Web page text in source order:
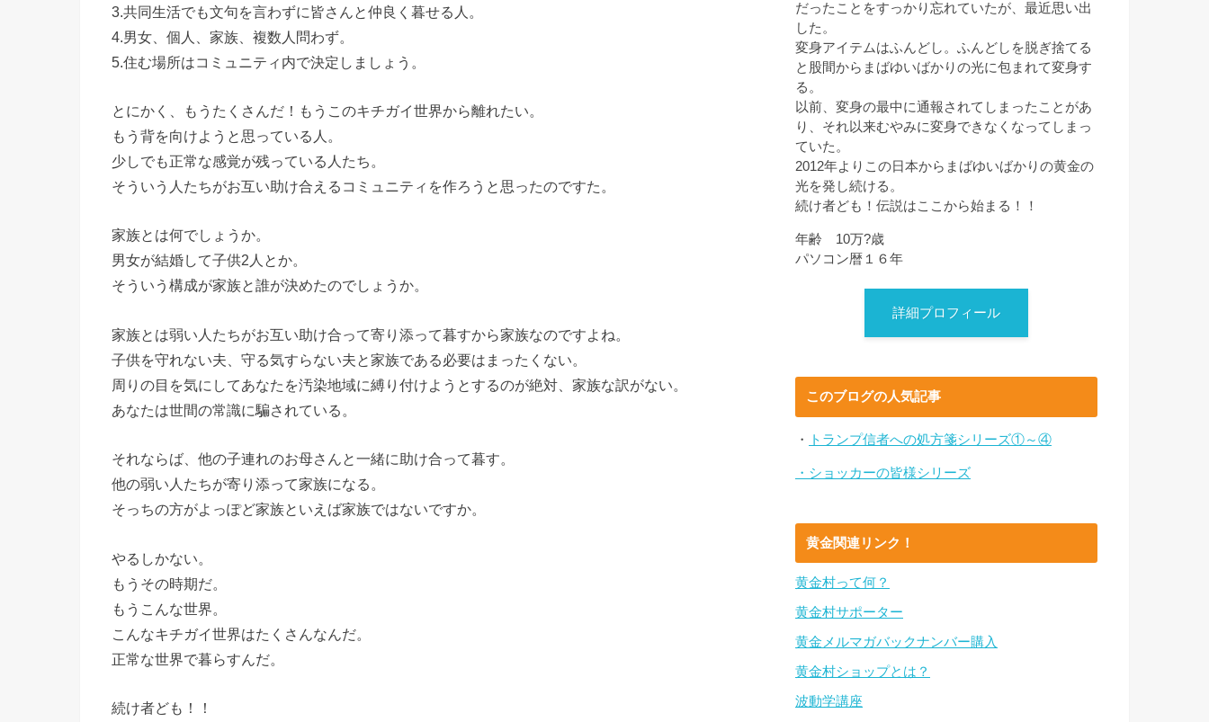
3.共同生活でも文句を言わずに皆さんと仲良く暮せる人。
4.男女、個人、家族、複数人問わず。
5.住む場所はコミュニティ内で決定しましょう。
とにかく、もうたくさんだ！もうこのキチガイ世界から離れたい。
もう背を向けようと思っている人。
少しでも正常な感覚が残っている人たち。
そういう人たちがお互い助け合えるコミュニティを作ろうと思ったのですた。
家族とは何でしょうか。
男女が結婚して子供2人とか。
そういう構成が家族と誰が決めたのでしょうか。
家族とは弱い人たちがお互い助け合って寄り添って暮すから家族なのですよね。
子供を守れない夫、守る気すらない夫と家族である必要はまったくない。
周りの目を気にしてあなたを汚染地域に縛り付けようとするのが絶対、家族な訳がない。
あなたは世間の常識に騙されている。
それならば、他の子連れのお母さんと一緒に助け合って暮す。
他の弱い人たちが寄り添って家族になる。
そっちの方がよっぽど家族といえば家族ではないですか。
やるしかない。
もうその時期だ。
もうこんな世界。
こんなキチガイ世界はたくさんなんだ。
正常な世界で暮らすんだ。
続け者ども！！
だったことをすっかり忘れていたが、最近思い出
した。
変身アイテムはふんどし。ふんどしを脱ぎ捨てる
と股間からまばゆいばかりの光に包まれて変身す
る。
以前、変身の最中に通報されてしまったことがあ
り、それ以来むやみに変身できなくなってしまっ
ていた。
2012年よりこの日本からまばゆいばかりの黄金の
光を発し続ける。
続け者ども！伝説はここから始まる！！
年齢 10万?歳
パソコン暦１６年
詳細プロフィール
このブログの人気記事
・ トランプ信者への処方箋シリーズ①～④
・ショッカーの皆様シリーズ
黄金関連リンク！
黄金村って何？
黄金村サポーター
黄金メルマガバックナンバー購入
黄金村ショップとは？
波動学講座